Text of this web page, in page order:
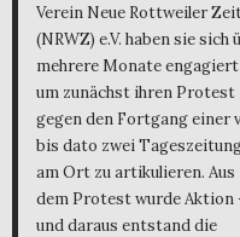
Verein Neue Rottweiler
(NRWZ) e.V. haben sie sich
mehrere Monate engagiert
um zunächst ihren Protest
gegen den Fortgang einer
bis dato zwei
am Ort zu artikulieren. Aus
dem Protest wurde Aktion
und daraus entstand die